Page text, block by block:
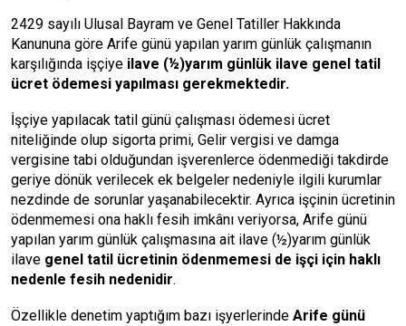
2429 sayılı Ulusal Bayram ve Genel Tatiller Hakkında
Kanununa göre Arife günü yapılan yarım günlük çalışmanın
karşılığında işçiye ilave (½)yarım günlük ilave genel tatil
ücret ödemesi yapılması gerekmektedir.
İşçiye yapılacak tatil günü çalışması ödemesi ücret
niteliğinde olup sigorta primi, Gelir vergisi ve damga
vergisine tabi olduğundan işverenlerce ödenmediği takdirde
geriye dönük verilecek ek belgeler nedeniyle ilgili kurumlar
nezdinde de sorunlar yaşanabilecektir. Ayrıca işçinin ücretinin
ödenmemesi ona haklı fesih imkânı veriyorsa, Arife günü
yapılan yarım günlük çalışmasına ait ilave (½)yarım günlük
ilave genel tatil ücretinin ödenmemesi de işçi için haklı
nedenle fesih nedenidir.
Özellikle denetim yaptığım bazı işyerlerinde Arife günü